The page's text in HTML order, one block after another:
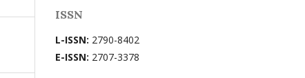
ISSN
L-ISSN: 2790-8402
E-ISSN: 2707-3378